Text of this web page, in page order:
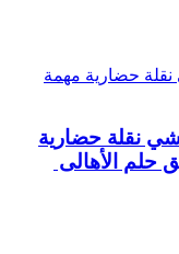
نقلة حضارية
حلم الأهالى